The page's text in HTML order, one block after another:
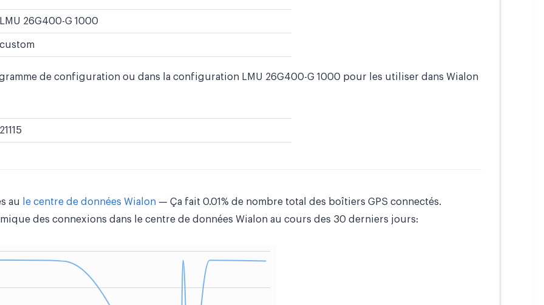
LMU 26G400-G 1000
custom
de configuration ou dans la configuration LMU 26G400-G 1000 pour les utiliser dans Wialon
21115
au le centre de données Wialon — Ça fait 0.01% de nombre total des boîtiers GPS connectés.
des connexions dans le centre de données Wialon au cours des 30 derniers jours: